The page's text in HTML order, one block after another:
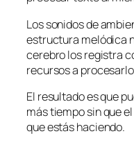
Los sonidos de
estructura melódica
cerebro los registra
recursos a
El resultado es que
más tiempo sin que
que estás haciendo.